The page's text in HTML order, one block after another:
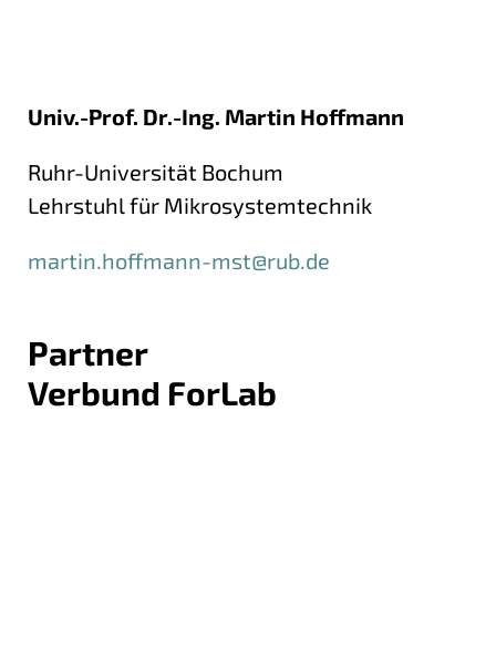
Univ.-Prof. Dr.-Ing. Martin Hoffmann
Ruhr-Universität Bochum
Lehrstuhl für Mikrosystemtechnik
martin.hoffmann-mst@rub.de
Partner
Verbund ForLab